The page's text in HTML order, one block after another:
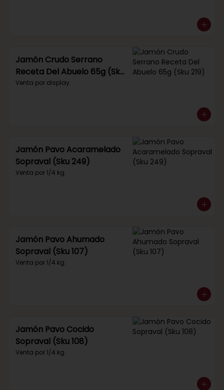
Jamón Crudo Serrano
Receta Del Abuelo 65g (Sku
219)
Venta por display.
Jamón Pavo Acaramelado
Sopraval (Sku 249)
Venta por 1/4 kg.
Jamón Pavo Ahumado
Sopraval (Sku 107)
Venta por 1/4 kg.
Jamón Pavo Cocido
Sopraval (Sku 108)
Venta por 1/4 kg.